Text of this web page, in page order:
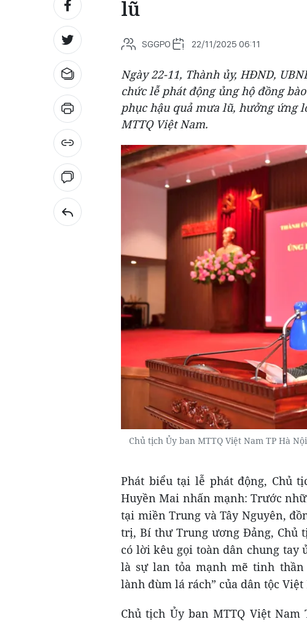
lũ
SGGPO 22/11/2025 06:11
Ngày 22-11, Thành ủy, HĐND,
chức lễ phát động ủng hộ đồng
phục hậu quả mưa lũ, hưởng ứng
MTTQ Việt Nam.
Chủ tịch Ủy ban MTTQ Việt Nam TP Hà
Phát biểu tại lễ phát động, Chủ
Huyền Mai nhấn mạnh: Trước
tại miền Trung và Tây Nguyên,
trị, Bí thư Trung ương Đảng, Chủ
có lời kêu gọi toàn dân chung tay
là sự lan tỏa mạnh mẽ tinh
lành đùm lá rách” của dân tộc Việt
Chủ tịch Ủy ban MTTQ Việt